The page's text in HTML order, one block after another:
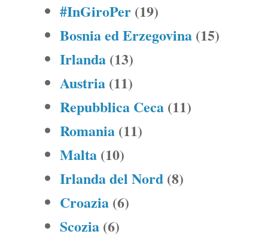
#InGiroPer (19)
Bosnia ed Erzegovina (15)
Irlanda (13)
Austria (11)
Repubblica Ceca (11)
Romania (11)
Malta (10)
Irlanda del Nord (8)
Croazia (6)
Scozia (6)